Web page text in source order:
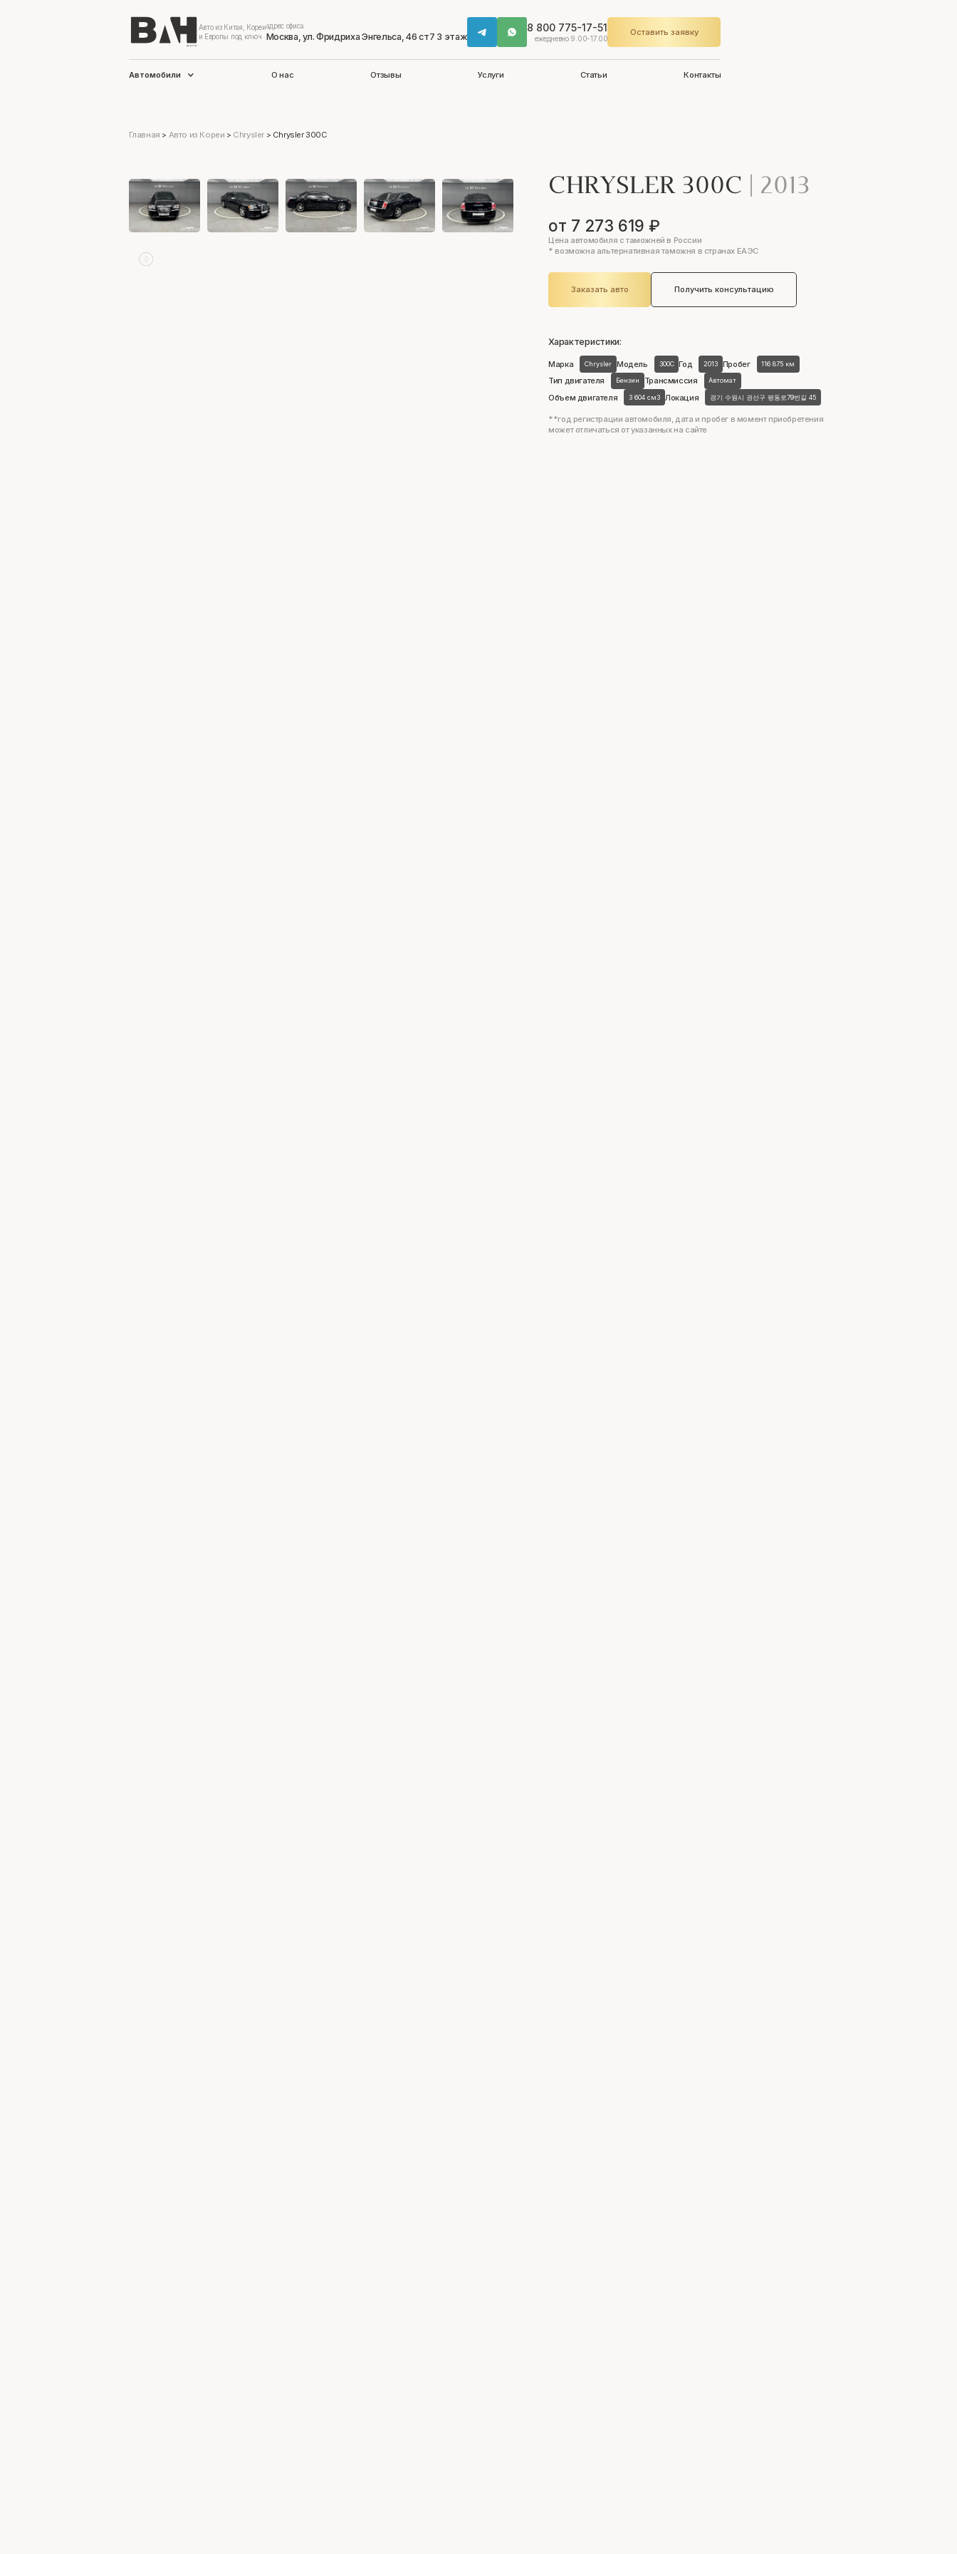
Авто из Китая, Кореи
и Европы под ключ
адрес офиса
Москва, ул. Фридриха Энгельса, 46 ст7 3 этаж
8 800 775-17-51
ежедневно 9.00-17.00
Оставить заявку
Автомобили О нас Отзывы Услуги Статьи Контакты
Главная > Авто из Кореи > Chrysler > Chrysler 300C
CHRYSLER 300C | 2013
от 7 273 619 ₽
Цена автомобиля с таможней в России
* возможна альтернативная таможня в странах ЕАЭС
Заказать авто Получить консультацию
Характеристики:
Марка Chrysler Модель 300C Год 2013 Пробег 116 875 км
Тип двигателя Бензин Трансмиссия Автомат
Объем двигателя 3 604 см3 Локация 경기 수원시 권선구 평동로79번길 45
**год регистрации автомобиля, дата и пробег в момент приобретения
может отличаться от указанных на сайте